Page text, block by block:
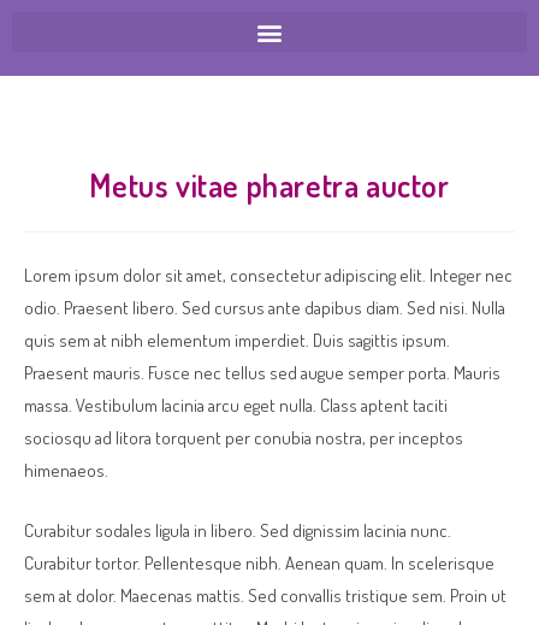
Metus vitae pharetra auctor
Lorem ipsum dolor sit amet, consectetur adipiscing elit. Integer nec
odio. Praesent libero. Sed cursus ante dapibus diam. Sed nisi. Nulla
quis sem at nibh elementum imperdiet. Duis sagittis ipsum.
Praesent mauris. Fusce nec tellus sed augue semper porta. Mauris
massa. Vestibulum lacinia arcu eget nulla. Class aptent taciti
sociosqu ad litora torquent per conubia nostra, per inceptos
himenaeos.
Curabitur sodales ligula in libero. Sed dignissim lacinia nunc.
Curabitur tortor. Pellentesque nibh. Aenean quam. In scelerisque
sem at dolor. Maecenas mattis. Sed convallis tristique sem. Proin ut